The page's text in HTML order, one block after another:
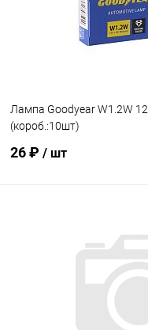
В избранное
Лампа Goodyear W1.2W
(короб.:10шт)
26 ₽ / шт
Купить в 1 клик